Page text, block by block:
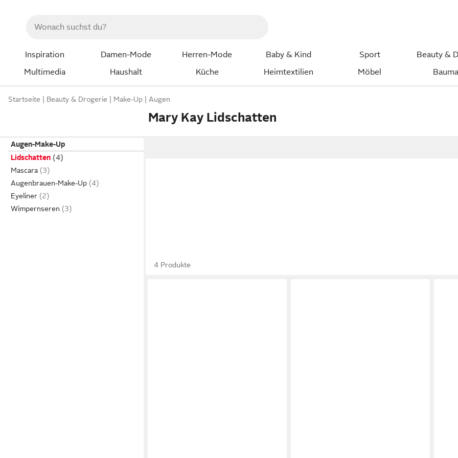
Inspiration Damen-Mode Herren-Mode Baby & Kind Sport
Beauty &
Multimedia
Haushalt Küche Heimtextilien Möbel
Startseite Beauty & Drogerie Make-Up Augen
Mary Kay Lidschatten
Augen-Make-Up
Lidschatten
Mascara
Augenbrauen-Make-Up
Eyeliner
Wimpernseren
4 Produkte